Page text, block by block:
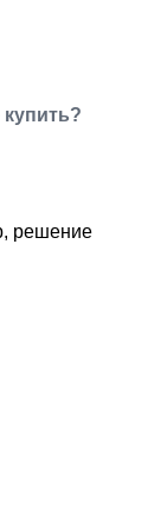
купить?
решение